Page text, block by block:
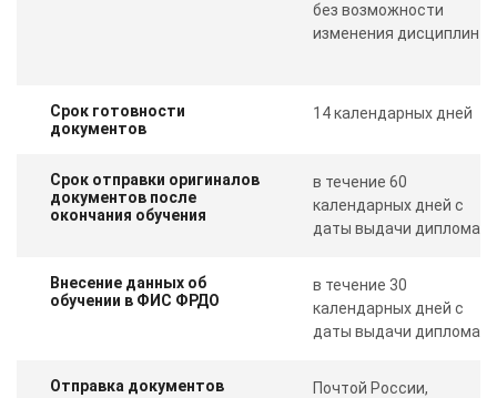
без возможности
изменения дисциплин
Срок готовности
документов
14 календарных дней
Срок отправки оригиналов
документов после
окончания обучения
в течение 60
календарных дней с
даты выдачи диплома
Внесение данных об
обучении в ФИС ФРДО
в течение 30
календарных дней с
даты выдачи диплома
Отправка документов
Почтой России,